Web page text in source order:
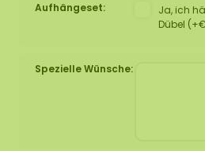
Aufhängeset:
Ja, ich
Dübel
Spezielle Wünsche: